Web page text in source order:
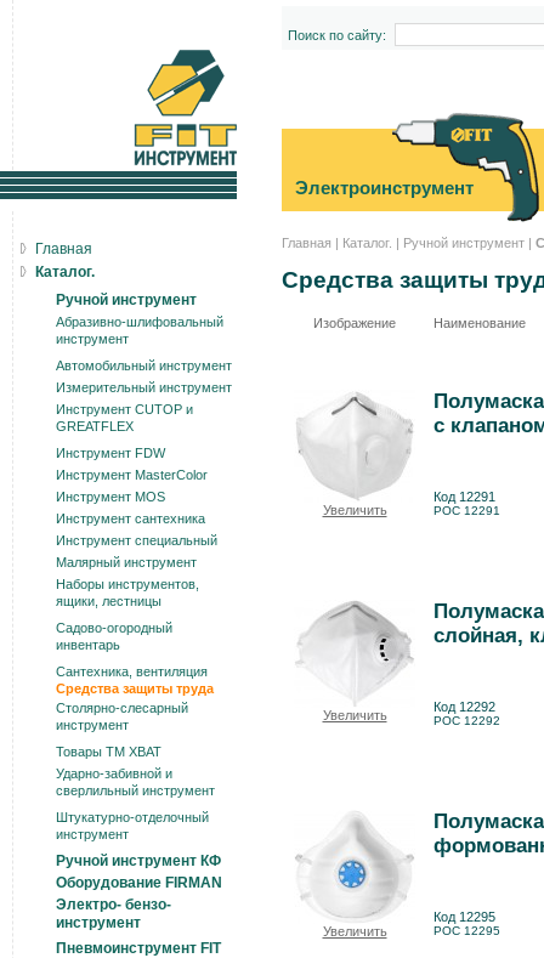
Поиск по сайту:
Электроинструмент
Главная | Каталог. | Ручной инструмент |
Средства защиты
Изображение Наименование
Увеличить
с
Код 12291
РОС 12291
Увеличить
слойная,
Код 12292
РОС 12292
Увеличить
Код 12295
РОС 12295
Главная
Каталог.
Ручной инструмент
Абразивно-шлифовальный
инструмент
Автомобильный инструмент
Измерительный инструмент
Инструмент CUTOP и
GREATFLEX
Инструмент FDW
Инструмент MasterColor
Инструмент MOS
Инструмент сантехника
Инструмент специальный
Малярный инструмент
Наборы инструментов,
ящики, лестницы
Садово-огородный
инвентарь
Сантехника, вентиляция
Средства защиты труда
Столярно-слесарный
инструмент
Товары ТМ ХВАТ
Ударно-забивной и
сверлильный инструмент
Штукатурно-отделочный
инструмент
Ручной инструмент КФ
Оборудование FIRMAN
Электро- бензо-
инструмент
Пневмоинструмент FIT